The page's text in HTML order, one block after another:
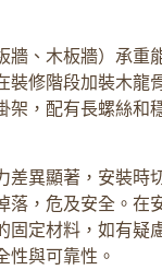
牆、木板牆）承重
裝修階段加裝木龍
架，配有長螺絲和
差異顯著，安裝時
落，危及安全。在
固定材料，如有疑
性與可靠性。